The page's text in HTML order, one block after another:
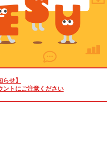
らせ】
ントにご注意ください